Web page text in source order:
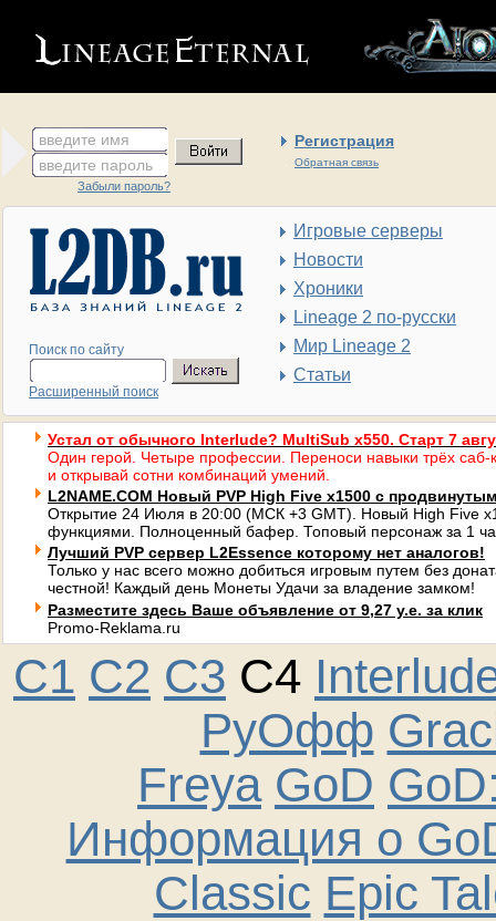
введите имя Регистрация
Обратная связь
введите пароль
Забыли пароль?
Поиск по сайту
Расширенный поиск
Игровые серверы
Новости
Хроники
Lineage 2 по-русски
Мир Lineage 2
Статьи
Устал от обычного Interlude? MultiSub x550. Старт 7
Один герой. Четыре профессии. Переноси навыки трёх саб-
и открывай сотни комбинаций умений.
L2NAME.COM Новый PVP High Five x1500 с
Открытие 24 Июля в 20:00 (МСК +3 GMT). Новый High Five
функциями. Полноценный бафер. Топовый персонаж за 1
Лучший PVP сервер L2Essence которому нет аналогов!
Только у нас всего можно добиться игровым путем без
честной! Каждый день Монеты Удачи за владение замком!
Разместите здесь Ваше объявление от 9,27 у.е. за клик
Promo-Reklama.ru
C1 C2 C3 C4
РуОфф
Freya GoD
Информация о
Classic Epic